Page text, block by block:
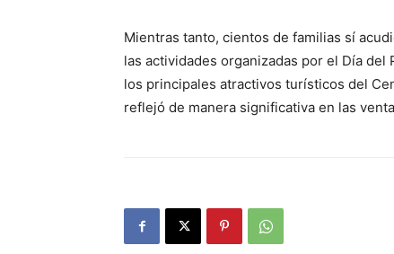
Mientras tanto, cientos de familias sí
las actividades organizadas por el Día
los principales atractivos turísticos del
reflejó de manera significativa en las